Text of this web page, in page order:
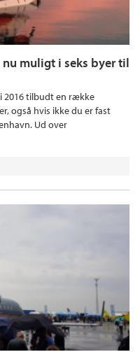
muligt i seks byer til
i 2016 tilbudt en række
også hvis ikke du er fast
Ud over